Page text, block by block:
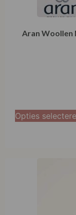
Aran Woollen
Opties